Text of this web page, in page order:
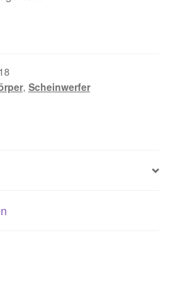
, Scheinwerfer